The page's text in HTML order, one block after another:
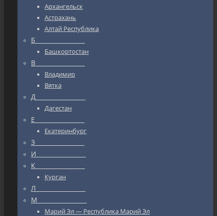
Архангельск
Астрахань
Алтай Республика
Б_________________
Башкортостан
В_________________
Владимир
Вятка
Д_________________
Дагестан
Е_________________
Екатеринбург
З_________________
И_________________
К_________________
Курган
Л_________________
М_________________
Марий Эл — Республика Марий Эл